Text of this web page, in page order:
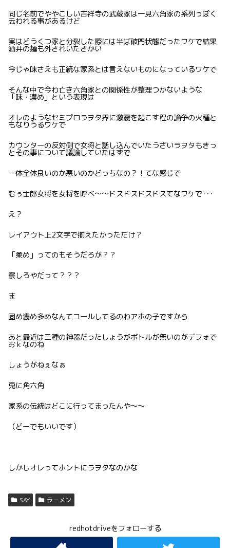
同じ名前でややこしい吉祥寺の武蔵家は一見六角家の系列っぽく
云われる事があるけど
実はどうくつ家と分裂した際には半ば破門状態だったワケで結果
酒井の麺も外されいたさかい
今じゃ味さえも正統な家系とは言えないものになっているワケで
そんな中で今わ亡き六角家との関係性が整理つかないような
「味・濃め」という表現は
オレのようなセミプロラヲタ界に激震を起こす程の論争の火種と
もなりうるワケで
カウンターの反対側で女将と話し込んでいたうざいラヲタもきっ
とその事について議論していたはずで
一体全体良いのか悪いのかどっちなの？！てな感じで
むぅ士郎女将を女将を呼べ〜〜ドスドスドスドスてなワケで･･･
え？
レイアウト上2文字で揃えたかっただけ？
「柔め」ってのもそうだろが？？
察しろやだって？？？
ま
固め濃め多めなんてコールしてるのわアホの子ですから
あと最近は三種の神器だったしょうがボトルが無いのがデフォで
おｋなのね
しょうがねぇなぁ
兎に角六角
家系の伝統はどこに行ってまったんや〜〜
（どーでもいいです）
しかしオレってホントにラヲタなのかな
SAY ラーメン
redhotdriveをフォローする